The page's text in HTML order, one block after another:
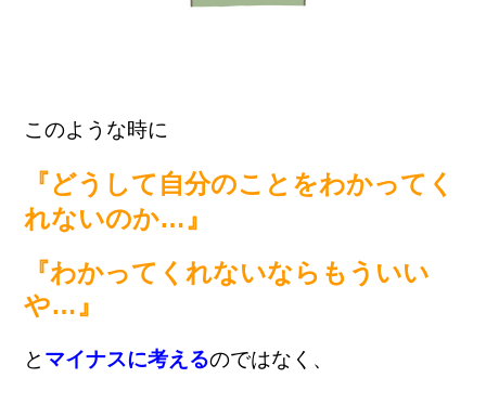
このような時に
『どうして自分のことをわかってく
れないのか…』
『わかってくれないならもういい
や…』
と マイナスに考えるのではなく 、